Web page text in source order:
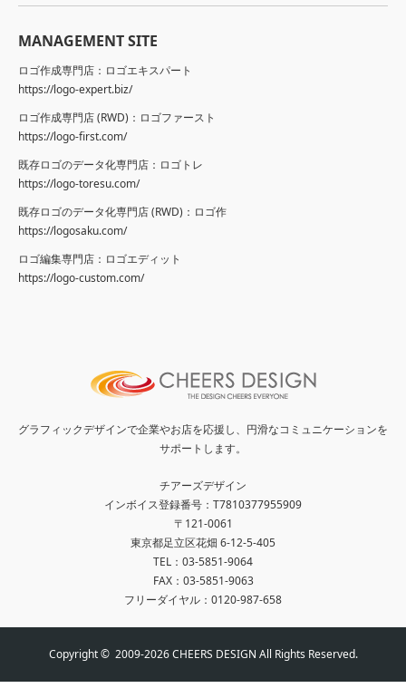
MANAGEMENT SITE
ロゴ作成専門店：ロゴエキスパート
https://logo-expert.biz/
ロゴ作成専門店 (RWD)：ロゴファースト
https://logo-first.com/
既存ロゴのデータ化専門店：ロゴトレ
https://logo-toresu.com/
既存ロゴのデータ化専門店 (RWD)：ロゴ作
https://logosaku.com/
ロゴ編集専門店：ロゴエディット
https://logo-custom.com/
グラフィックデザインで企業やお店を応援し、円滑なコミュニケーションを
サポートします。
チアーズデザイン
インボイス登録番号：T7810377955909
〒121-0061
東京都足立区花畑 6-12-5-405
TEL：03-5851-9064
FAX：03-5851-9063
フリーダイヤル：0120-987-658
Copyright © 2009-2026 CHEERS DESIGN All Rights Reserved.